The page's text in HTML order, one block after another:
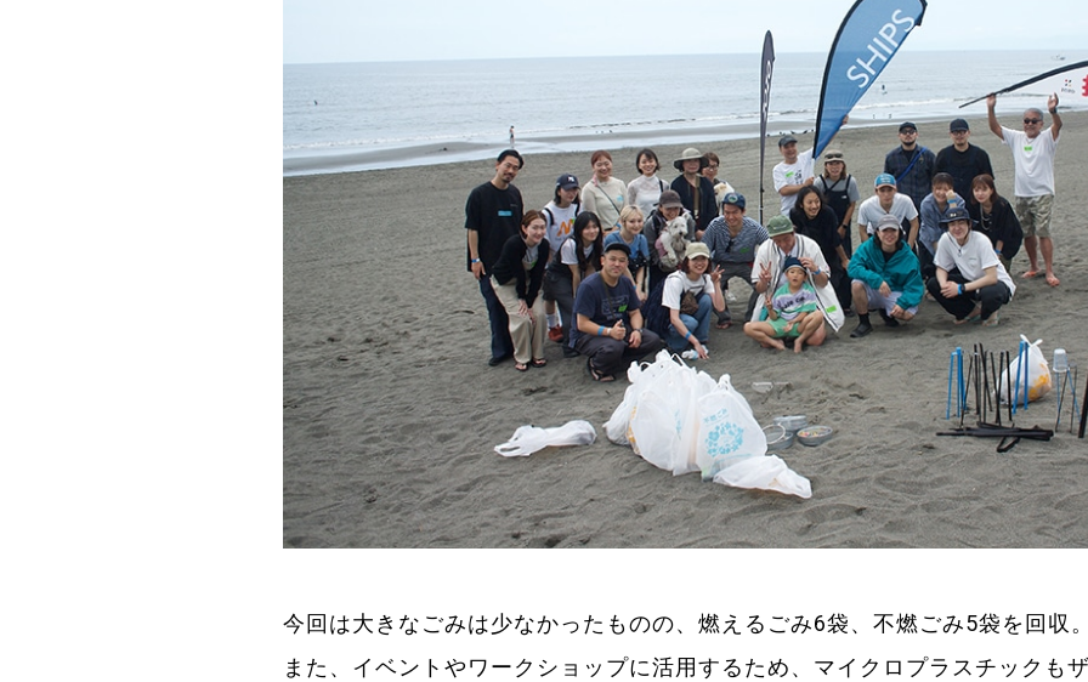
今回は大きなごみは少なかったものの、燃えるごみ6袋、不燃ごみ5袋を回収
また、イベントやワークショップに活用するため、マイクロプラスチックも